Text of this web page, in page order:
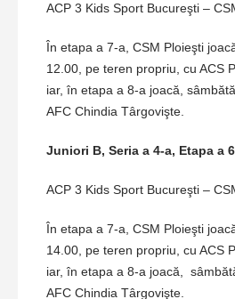
ACP 3 Kids Sport Bucureşti –
În etapa a 7-a, CSM Ploieşti
12.00, pe teren propriu, cu ACS
iar, în etapa a 8-a joacă,
AFC Chindia Târgovişte.
Juniori B, Seria a 4-a, Etapa a
ACP 3 Kids Sport Bucureşti –
În etapa a 7-a, CSM Ploieşti
14.00, pe teren propriu, cu ACS
iar, în etapa a 8-a joacă,
AFC Chindia Târgovişte.